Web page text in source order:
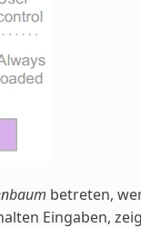
betreten,
Eingaben,